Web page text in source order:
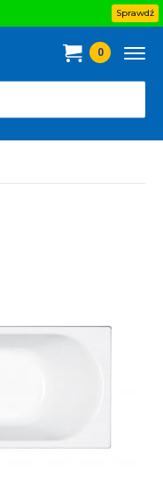
Sprawdź
0